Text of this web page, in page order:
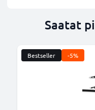
Saatat
Bestseller -5%